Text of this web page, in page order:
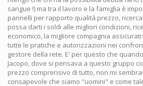
sangue !) ma tra il lavoro e la famiglia è
pannelli per rapporto qualità prezzo,
possa darti i soldi alle migliori condizioni,
economico, la migliore compagnia
tutte le pratiche e autorizzazioni nei
gestore della rete. E' per questo che
Jacopo, dove si pensava a questo gruppo
prezzo comprensivo di tutto, non mi
consapevole che siamo "uomini" e come